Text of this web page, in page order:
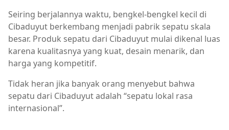
Seiring berjalannya waktu, bengkel-bengkel kecil di
Cibaduyut berkembang menjadi pabrik sepatu skala
besar. Produk sepatu dari Cibaduyut mulai dikenal luas
karena kualitasnya yang kuat, desain menarik, dan
harga yang kompetitif.
Tidak heran jika banyak orang menyebut bahwa
sepatu dari Cibaduyut adalah “sepatu lokal rasa
internasional”.